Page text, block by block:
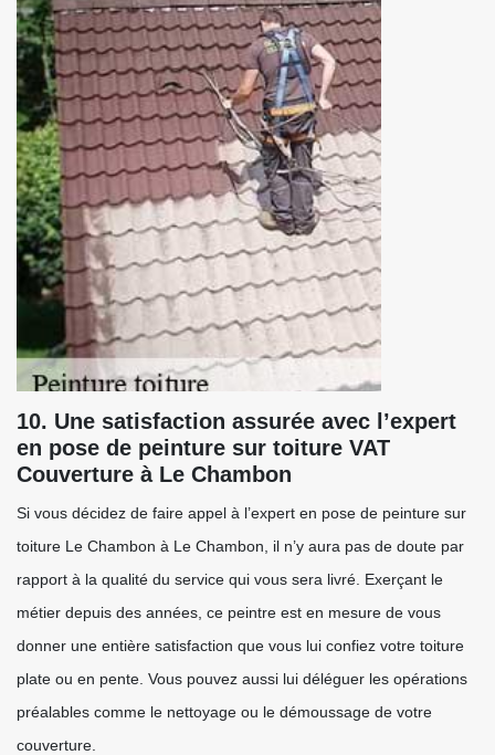
10. Une satisfaction assurée avec l’expert
en pose de peinture sur toiture VAT
Couverture à Le Chambon
Si vous décidez de faire appel à l’expert en pose de peinture sur
toiture Le Chambon à Le Chambon, il n’y aura pas de doute par
rapport à la qualité du service qui vous sera livré. Exerçant le
métier depuis des années, ce peintre est en mesure de vous
donner une entière satisfaction que vous lui confiez votre toiture
plate ou en pente. Vous pouvez aussi lui déléguer les opérations
préalables comme le nettoyage ou le démoussage de votre
couverture.